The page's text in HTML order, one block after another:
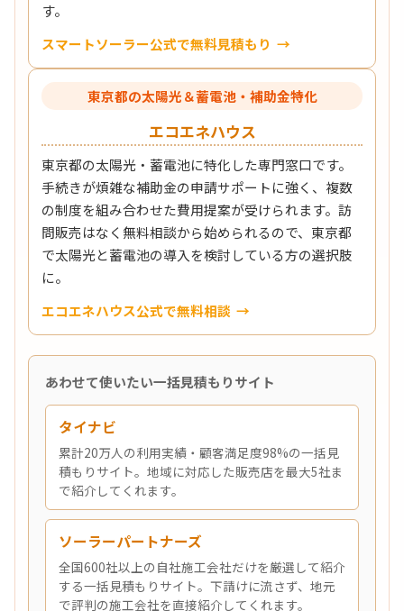
す。
スマートソーラー公式で無料見積もり
東京都の太陽光＆蓄電池・補助金特化
エコエネハウス
東京都の太陽光・蓄電池に特化した専門窓口です。
手続きが煩雑な補助金の申請サポートに強く、複数
の制度を組み合わせた費用提案が受けられます。訪
問販売はなく無料相談から始められるので、東京都
で太陽光と蓄電池の導入を検討している方の選択肢
に。
エコエネハウス公式で無料相談
あわせて使いたい一括見積もりサイト
タイナビ
累計20万人の利用実績・顧客満足度98%の一括見
積もりサイト。地域に対応した販売店を最大5社ま
で紹介してくれます。
ソーラーパートナーズ
全国600社以上の自社施工会社だけを厳選して紹介
する一括見積もりサイト。下請けに流さず、地元
で評判の施工会社を直接紹介してくれます。